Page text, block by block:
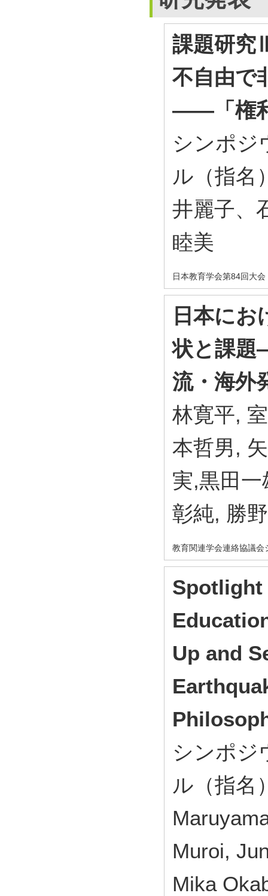
課題研究
不自由で
――「権
シンポジ
ル（指名
井麗子、
睦美
日本教育学会第84回大会
日本にお
状と課題
流・海外
林寛平,
本哲男,
実,黒田
彰純, 勝
教育関連学会連絡協議
Spotlight
Up and
シンポジ
ル（指名
Muroi,
Mika